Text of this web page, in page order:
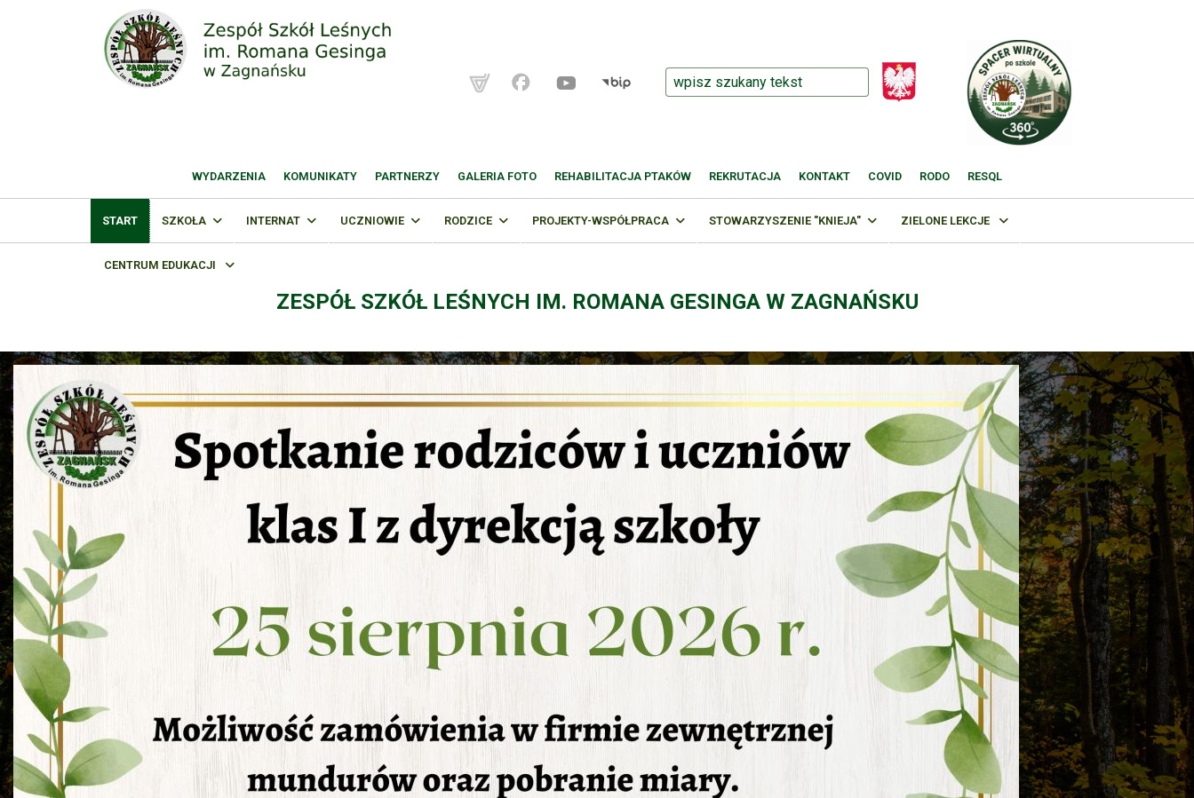
WYDARZENIA KOMUNIKATY PARTNERZY GALERIA FOTO REHABILITACJA PTAKÓW REKRUTACJA KONTAKT COVID RODO RESQL
START SZKOŁA INTERNAT UCZNIOWIE RODZICE PROJEKTY-WSPÓŁPRACA STOWARZYSZENIE "KNIEJA" ZIELONE LEKCJE
CENTRUM EDUKACJI
ZESPÓŁ SZKÓŁ LEŚNYCH IM. ROMANA GESINGA W ZAGNAŃSKU